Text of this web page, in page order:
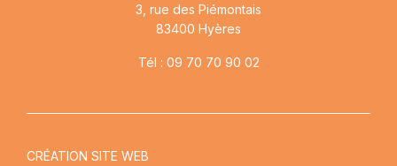
3, rue des Piémontais
83400 Hyères
Tél : 09 70 70 90 02
CRÉATION SITE WEB